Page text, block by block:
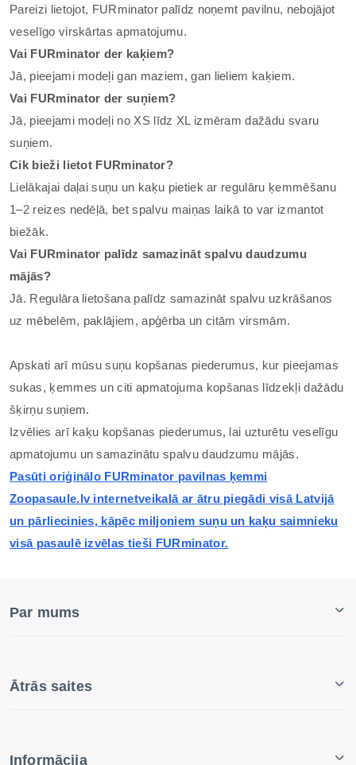
Pareizi lietojot, FURminator palīdz noņemt pavilnu, nebojājot
veselīgo virskārtas apmatojumu.
Vai FURminator der kaķiem?
Jā, pieejami modeļi gan maziem, gan lieliem kaķiem.
Vai FURminator der suņiem?
Jā, pieejami modeļi no XS līdz XL izmēram dažādu svaru
suņiem.
Cik bieži lietot FURminator?
Lielākajai daļai suņu un kaķu pietiek ar regulāru ķemmēšanu
1–2 reizes nedēļā, bet spalvu maiņas laikā to var izmantot
biežāk.
Vai FURminator palīdz samazināt spalvu daudzumu
mājās?
Jā. Regulāra lietošana palīdz samazināt spalvu uzkrāšanos
uz mēbelēm, paklājiem, apģērba un citām virsmām.
Apskati arī mūsu suņu kopšanas piederumus, kur pieejamas
sukas, ķemmes un citi apmatojuma kopšanas līdzekļi dažādu
šķirņu suņiem.
Izvēlies arī kaķu kopšanas piederumus, lai uzturētu veselīgu
apmatojumu un samazinātu spalvu daudzumu mājās.
Pasūti oriģinālo FURminator pavilnas ķemmi
Zoopasaule.lv internetveikalā ar ātru piegādi visā Latvijā
un pārliecinies, kāpēc miljoniem suņu un kaķu saimnieku
visā pasaulē izvēlas tieši FURminator.
Par mums
Ātrās saites
Informācija